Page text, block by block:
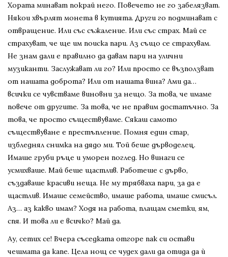
Хората минават покрай него. Повечето не го забелязват.
Някои хвърлят монета в кутията. Други го подминават с
отвращение. Или със съжаление. Или със страх. Май се
страхуват, че ще им поиска пари. Аз също се страхувам.
Не знам дали е правилно да давам пари на улични
музиканти. Заслужават ли го? Или просто се възползват
от нашата доброта? Или от нашата вина? Ами да…
всички се чувстваме виновни за нещо. За това, че имаме
повече от другите. За това, че не правим достатъчно. За
това, че просто съществуваме. Сякаш самото
съществуване е престъпление. Помня един стар,
избледнял снимка на дядо ми. Той беше дърводелец.
Имаше груби ръце и уморен поглед. Но винаги се
усмихваше. Май беше щастлив. Работеше с дърво,
създаваше красиви неща. Не му трябваха пари, за да е
щастлив. Имаше семейство, имаше работа, имаше смисъл.
Аз… аз какво имам? Ходя на работа, плащам сметки, ям,
спя. И това ли е всичко? Май да.
Ау, сетих се! Вчера съседката отгоре пак си остави
чешмата да капе. Цела нощ се чудех дали да отида да ѝ